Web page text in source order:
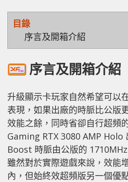
目錄
序言及開箱介紹
序言及開箱介紹
升級顯示卡玩家自然希望可以
表現，如果出廠的時脈比公版
效能之餘，同時省卻自行超頻
Gaming RTX 3080 AMP Holo
Boost 時脈由公版的
雖然對於實際遊戲來說，效能
內，但始終效超頻版另一個優